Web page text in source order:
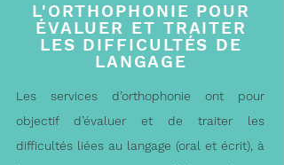
L'ORTHOPHONIE POUR
ÉVALUER ET TRAITER
LES DIFFICULTÉS DE
LANGAGE
Les services d’orthophonie ont pour
objectif d’évaluer et de traiter les
difficultés liées au langage (oral et écrit), à